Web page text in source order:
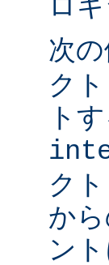
次
ク
ト
ク
か
ン